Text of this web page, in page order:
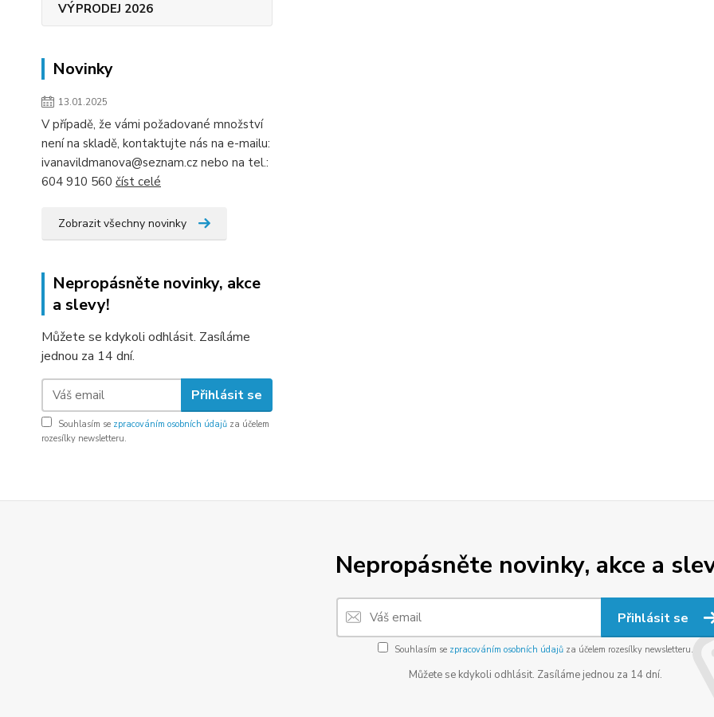
VÝPRODEJ 2026
Novinky
13.01.2025
V případě, že vámi požadované množství
není na skladě, kontaktujte nás na e-mailu:
ivanavildmanova@seznam.cz nebo na tel.:
604 910 560 číst celé
Zobrazit všechny novinky
Nepropásněte novinky, akce
a slevy!
Můžete se kdykoli odhlásit. Zasíláme
jednou za 14 dní.
Přihlásit se
Souhlasím se zpracováním osobních údajů za účelem
rozesílky newsletteru.
Nepropásněte novinky, akce a
Přihlásit se
Souhlasím se zpracováním osobních údajů za účelem rozesílky newsletteru.
Můžete se kdykoli odhlásit. Zasíláme jednou za 14 dní.